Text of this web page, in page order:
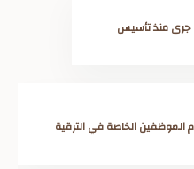
جرى منذ تأسيس
الخاصة في الترقية